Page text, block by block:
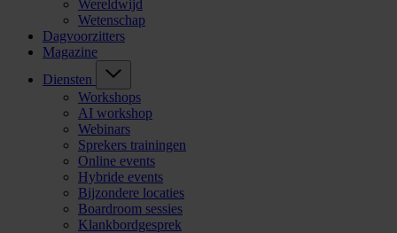
Wereldwijd
Wetenschap
Dagvoorzitters
Magazine
Diensten
Workshops
AI workshop
Webinars
Sprekers trainingen
Online events
Hybride events
Bijzondere locaties
Boardroom sessies
Klankbordgesprek